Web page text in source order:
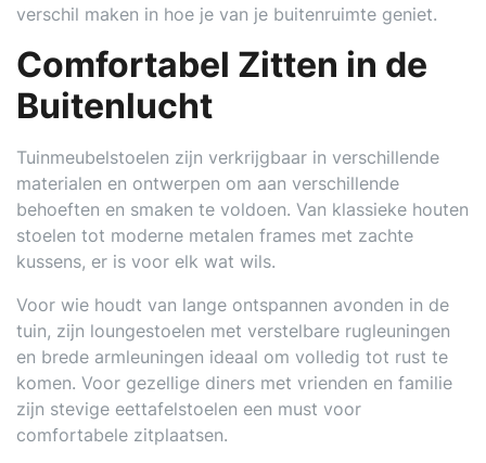
verschil maken in hoe je van je buitenruimte geniet.
Comfortabel Zitten in de
Buitenlucht
Tuinmeubelstoelen zijn verkrijgbaar in verschillende
materialen en ontwerpen om aan verschillende
behoeften en smaken te voldoen. Van klassieke houten
stoelen tot moderne metalen frames met zachte
kussens, er is voor elk wat wils.
Voor wie houdt van lange ontspannen avonden in de
tuin, zijn loungestoelen met verstelbare rugleuningen
en brede armleuningen ideaal om volledig tot rust te
komen. Voor gezellige diners met vrienden en familie
zijn stevige eettafelstoelen een must voor
comfortabele zitplaatsen.